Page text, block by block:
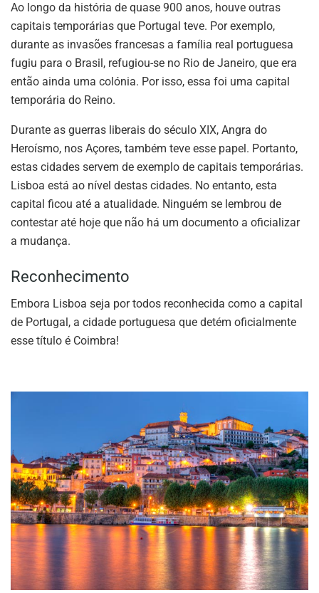
Ao longo da história de quase 900 anos, houve outras
capitais temporárias que Portugal teve. Por exemplo,
durante as invasões francesas a família real portuguesa
fugiu para o Brasil, refugiou-se no Rio de Janeiro, que era
então ainda uma colónia. Por isso, essa foi uma capital
temporária do Reino.
Durante as guerras liberais do século XIX, Angra do
Heroísmo, nos Açores, também teve esse papel. Portanto,
estas cidades servem de exemplo de capitais temporárias.
Lisboa está ao nível destas cidades. No entanto, esta
capital ficou até a atualidade. Ninguém se lembrou de
contestar até hoje que não há um documento a oficializar
a mudança.
Reconhecimento
Embora Lisboa seja por todos reconhecida como a capital
de Portugal, a cidade portuguesa que detém oficialmente
esse título é Coimbra!